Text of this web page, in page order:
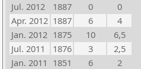
Jul. 2012
1887 0
0
Apr. 2012 1887 6
4
Jan. 2012 1875 10
6,5
Jul. 2011
1876 3
2,5
Jan. 2011 1851 6
2